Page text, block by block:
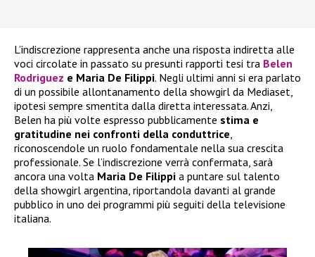
L’indiscrezione rappresenta anche una risposta indiretta alle
voci circolate in passato su presunti rapporti tesi tra Belen
Rodriguez e Maria De Filippi. Negli ultimi anni si era parlato
di un possibile allontanamento della showgirl da Mediaset,
ipotesi sempre smentita dalla diretta interessata. Anzi,
Belen ha più volte espresso pubblicamente stima e
gratitudine nei confronti della conduttrice
riconoscendole un ruolo fondamentale nella sua crescita
professionale. Se l’indiscrezione verrà confermata, sarà
ancora una volta Maria De Filippi a puntare sul talento
della showgirl argentina, riportandola davanti al grande
pubblico in uno dei programmi più seguiti della televisione
italiana.